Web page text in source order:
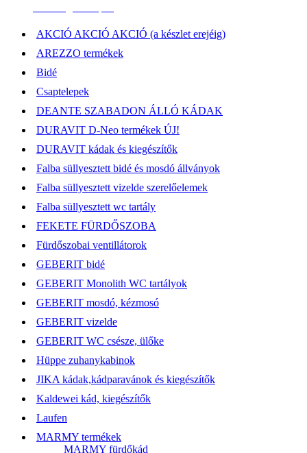
AKCIÓ AKCIÓ AKCIÓ (a készlet erejéig)
AREZZO termékek
Bidé
Csaptelepek
DEANTE SZABADON ÁLLÓ KÁDAK
DURAVIT D-Neo termékek ÚJ!
DURAVIT kádak és kiegészítők
Falba süllyesztett bidé és mosdó állványok
Falba süllyesztett vizelde szerelőelemek
Falba süllyesztett wc tartály
FEKETE FÜRDŐSZOBA
Fürdőszobai ventillátorok
GEBERIT bidé
GEBERIT Monolith WC tartályok
GEBERIT mosdó, kézmosó
GEBERIT vizelde
GEBERIT WC csésze, ülőke
Hüppe zuhanykabinok
JIKA kádak,kádparavánok és kiegészítők
Kaldewei kád, kiegészítők
Laufen
MARMY termékek
MARMY fürdőkád